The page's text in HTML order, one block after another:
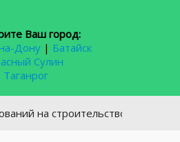
Ваш город:
Дону | Батайск
Сулин
Таганрог
на строительство храма в